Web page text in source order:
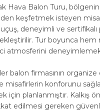
Hava Balon Turu,
keşfetmek isteyen
uçuş, deneyimli ve
Tur boyunca
atmosferini
balon firmasının
misafirlerin konforunu
için planlanmıştır. Kalkış
edilmesi gereken